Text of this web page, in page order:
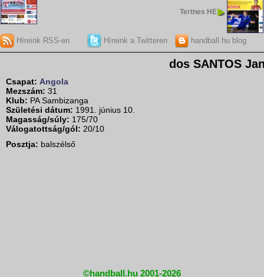
Tertnes HE
Híreink RSS-en Híreink a Twitteren handball.hu blog
dos SANTOS
Csapat: Angola
Mezszám: 31
Klub: PA Sambizanga
Születési dátum: 1991. június 10.
Magasság/súly: 175/70
Válogatottság/gól: 20/10
Posztja: balszélső
©handball.hu 2001-2026